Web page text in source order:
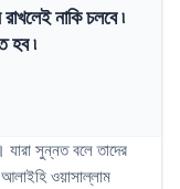
নাকি চলবে ৷
হব ৷
যারা সুন্নত বলে তাদের
ওয়াসাল্লাম